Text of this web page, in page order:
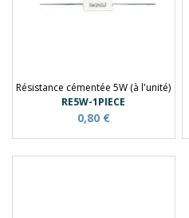
Résistance cémentée 5W (à l'unité)
RE5W-1PIECE
0,80 €